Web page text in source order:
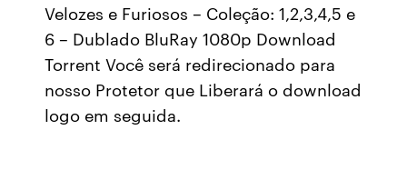
Velozes e Furiosos – Coleção: 1,2,3,4,5 e
6 – Dublado BluRay 1080p Download
Torrent Você será redirecionado para
nosso Protetor que Liberará o download
logo em seguida.